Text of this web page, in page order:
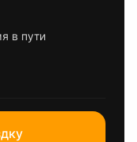
в пути